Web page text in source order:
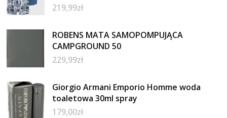
219,99zł
ROBENS MATA SAMOPOMPUJĄCA
CAMPGROUND 50
229,99zł
Giorgio Armani Emporio Homme woda
toaletowa 30ml spray
179,00zł